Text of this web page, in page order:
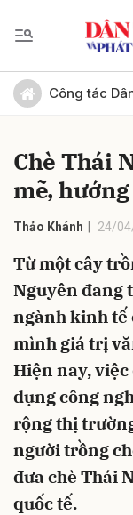
Công tác
Chè Thái
mẽ,
Thảo Khánh 24/
Từ một cây
Nguyên đang
ngành kinh tế
mình giá trị
Hiện nay,
dụng công
rộng thị
người trồng
đưa chè Thái
quốc tế.
Gửi bình luận